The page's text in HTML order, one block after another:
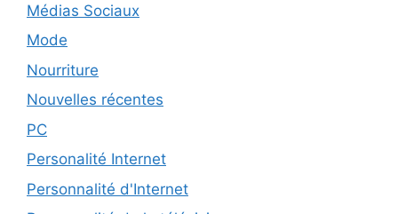
Médias Sociaux
Mode
Nourriture
Nouvelles récentes
PC
Personalité Internet
Personnalité d'Internet